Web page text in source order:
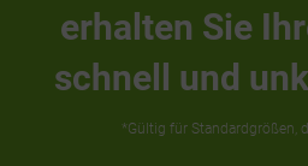
erhalten Sie
schnell und
*Gültig für Standardgrößen,